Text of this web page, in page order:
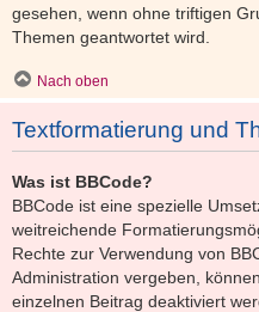
gesehen, wenn ohne triftigen
Themen geantwortet wird.
Nach oben
Textformatierung und
Was ist BBCode?
BBCode ist eine spezielle
weitreichende
Rechte zur Verwendung von
Administration vergeben,
einzelnen Beitrag deaktiviert